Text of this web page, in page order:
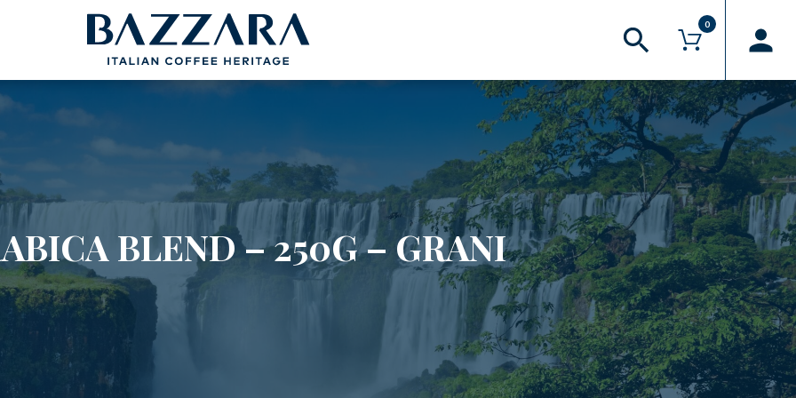
MOKA
CIALDE /
Compatibili Nespresso®
Cialde ø 44mm
Academy Bazzara
B2B
AREA RISERVATA
Il mio account
Hai bisogno d’aiuto?
FAQ
Logout
0
Spedizione gratuita, in Italia, con tutti gli ordini superiori a 30€*
BLEND – 250G – GRANI